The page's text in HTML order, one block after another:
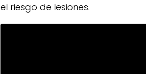
el riesgo de lesiones.